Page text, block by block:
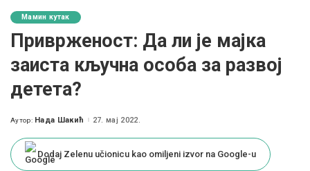
Мамин кутак
Приврженост: Да ли је мајка
заиста кључна особа за развој
детета?
Posted
Аутор: Нада Шакић 27. мај 2022.
Dodaj Zelenu učionicu kao omiljeni izvor na Google-u